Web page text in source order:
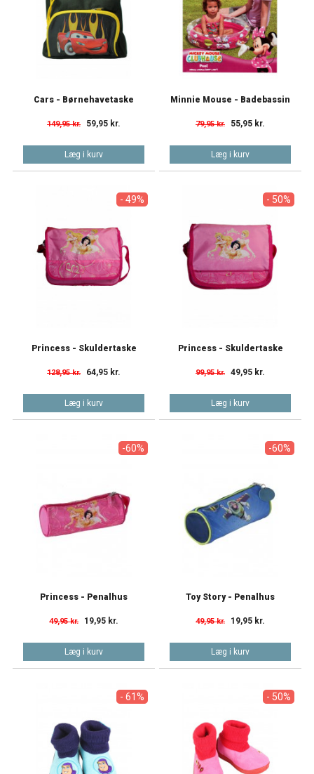
Cars - Børnehavetaske
149,95 kr. 59,95 kr.
Læg i kurv
Minnie Mouse - Badebassin
79,95 kr. 55,95 kr.
Læg i kurv
- 49%
Princess - Skuldertaske
128,95 kr. 64,95 kr.
Læg i kurv
- 50%
Princess - Skuldertaske
99,95 kr. 49,95 kr.
Læg i kurv
-60%
Princess - Penalhus
49,95 kr. 19,95 kr.
Læg i kurv
-60%
Toy Story - Penalhus
49,95 kr. 19,95 kr.
Læg i kurv
- 61% - 50%